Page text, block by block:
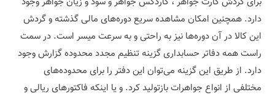
دارد. همچنین امکان مشاهده سریع دوره‌های مالی گذشته و گردش
این کالا در آن دوره‌ها نیز به راحتی و به سرعت میسر است. در سمت
راست همه دفاتر حسابداری گزینه‌ تنظیم مجدد محدوده گزارش وجود
دارد. از طریق این گزینه می‌توان این دفتر را برای محدوده‌های
مختلفی از انواع جواهرات بازتولید کرد. و یا اینکه فاکتورهای ریالی و